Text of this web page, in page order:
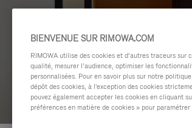
BIENVENUE SUR RIMOWA.COM
RIMOWA utilise des cookies et d’autres traceurs
qualité, mesurer l’audience, optimiser les
personnalisées. Pour en savoir plus sur notre
dépôt des cookies, à l'exception des cookies
pouvez également accepter les cookies en cliquant
préférences en matière de cookies » pour paramétrer